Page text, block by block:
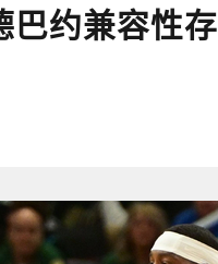
约兼容性